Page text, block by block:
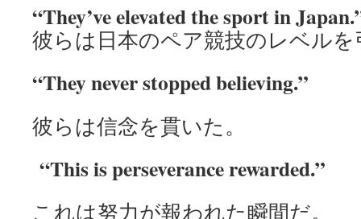
“They’ve elevated the sport in
彼らは日本のペア競技のレベル
“They never stopped believing.”
彼らは信念を貫いた。
“This is perseverance rewarded.”
これは努力が報われた瞬間だ。